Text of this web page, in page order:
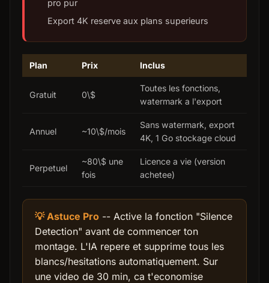
pro pur
Export 4K reserve aux plans superieurs
Plan Prix Inclus
Gratuit 0\$
Toutes les fonctions,
watermark a l'export
Annuel ~10\$/mois
Sans watermark, export
4K, 1 Go stockage cloud
Perpetuel
~80\$ une
fois
Licence a vie (version
achetee)
💡 Astuce Pro -- Active la fonction "Silence
Detection" avant de commencer ton
montage. L'IA repere et supprime tous les
blancs/hesitations automatiquement. Sur
une video de 30 min, ca t'economise